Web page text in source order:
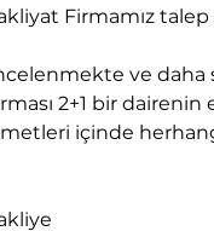
Firmamız
ve daha
2+1 bir dairenin
içinde